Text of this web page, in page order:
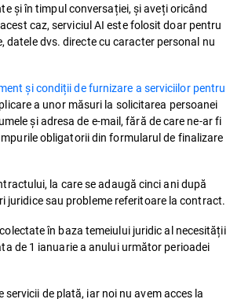
și în timpul conversației, și aveți oricând
caz, serviciul AI este folosit doar pentru
dvs. directe cu caracter personal nu
și condiții de furnizare a serviciilor pentru
a unor măsuri la solicitarea persoanei
și adresa de e-mail, fără de care ne-ar fi
obligatorii din formularul de finalizare
la care se adaugă cinci ani după
juridice sau probleme referitoare la contract.
în baza temeiului juridic al necesității
de 1 ianuarie a anului următor perioadei
de plată, iar noi nu avem acces la